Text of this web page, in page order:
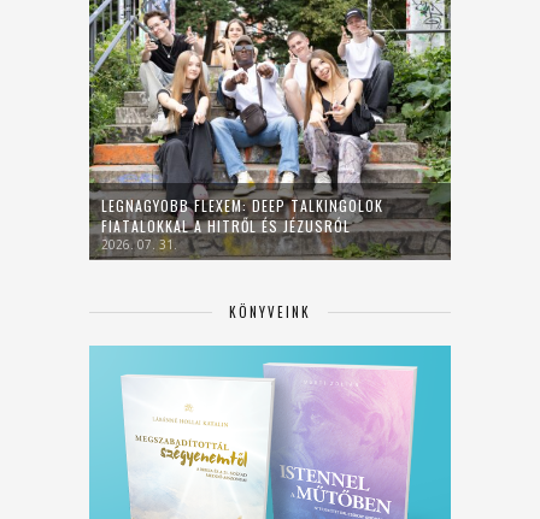
LEGNAGYOBB FLEXEM: DEEP TALKINGOLOK
FIATALOKKAL A HITRŐL ÉS JÉZUSRÓL
2026. 07. 31.
KÖNYVEINK